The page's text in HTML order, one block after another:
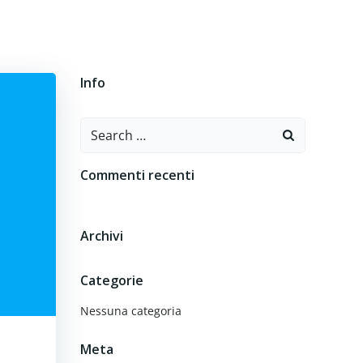
Info
Search
Commenti recenti
Archivi
Categorie
Nessuna categoria
Meta